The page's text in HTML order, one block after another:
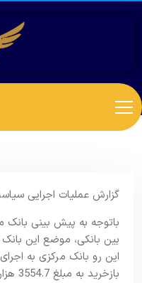
گزارش عملیات اجرایی
باتوجه به پیش بینی بانک
بین بانکی، موضع این بانک
این رو بانک مرکزی به
بازخرید به مبلغ 3554.7 هزار میلیارد ریال اقدام کرد.